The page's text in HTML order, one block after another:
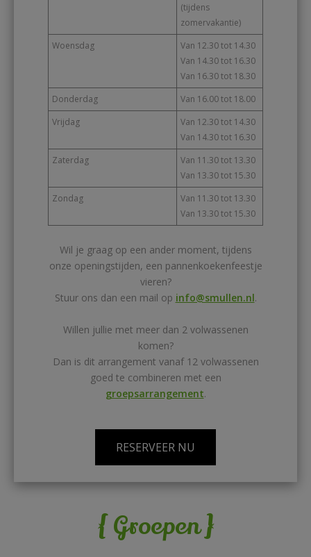
(tijdens
zomervakantie)
Woensdag
Van 12.30 tot 14.30
Van 14.30 tot 16.30
Van 16.30 tot 18.30
Donderdag
Van 16.00 tot 18.00
Vrijdag
Van 12.30 tot 14.30
Van 14.30 tot 16.30
Zaterdag
Van 11.30 tot 13.30
Van 13.30 tot 15.30
Zondag
Van 11.30 tot 13.30
Van 13.30 tot 15.30
Wil je graag op een ander moment, tijdens
onze openingstijden, een pannenkoekenfeestje
vieren?
Stuur ons dan een mail op info@smullen.nl.
Willen jullie met meer dan 2 volwassenen
komen?
Dan is dit arrangement vanaf 12 volwassenen
goed te combineren met een
groepsarrangement.
RESERVEER NU
{Groepen }